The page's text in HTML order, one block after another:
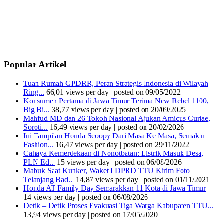
Popular Artikel
Tuan Rumah GPDRR, Peran Strategis Indonesia di Wilayah
Ring... 66,01 views per day | posted on 09/05/2022
Konsumen Pertama di Jawa Timur Terima New Rebel 1100,
Big Bi... 38,77 views per day | posted on 20/09/2025
Mahfud MD dan 26 Tokoh Nasional Ajukan Amicus Curiae,
Soroti... 16,49 views per day | posted on 20/02/2026
Ini Tampilan Honda Scoopy Dari Masa Ke Masa, Semakin
Fashion... 16,47 views per day | posted on 29/11/2022
Cahaya Kemerdekaan di Nonotbatan: Listrik Masuk Desa,
PLN Ed... 15 views per day | posted on 06/08/2026
Mabuk Saat Kunker, Waket I DPRD TTU Kirim Foto
Telanjang Bad... 14,87 views per day | posted on 01/11/2021
Honda AT Family Day Semarakkan 11 Kota di Jawa Timur
14 views per day | posted on 06/08/2026
Detik – Detik Proses Evakuasi Tiga Warga Kabupaten TTU...
13,94 views per day | posted on 17/05/2020